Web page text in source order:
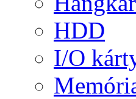
HDD
I/O